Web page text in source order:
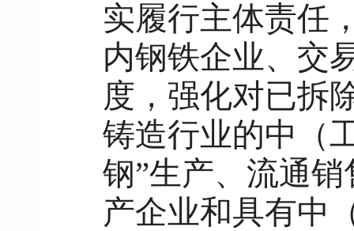
实履行主体责任
内钢铁企业、交
度，强化对已拆
铸造行业的中（
钢”生产、流通
产企业和具有中